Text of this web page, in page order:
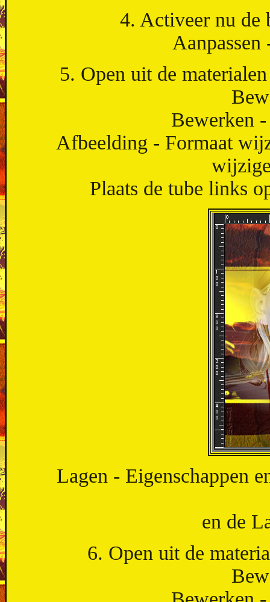
4. Activeer nu de
Aanpassen
5. Open uit de
Bewerken
Afbeelding - Formaat
Plaats de tube links
Lagen - Eigenschappen
en de
6. Open uit de